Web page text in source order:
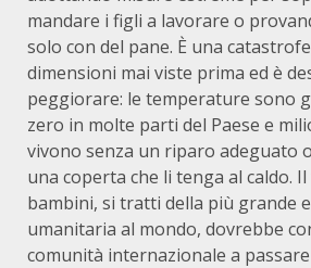
mandare i figli a lavorare o
solo con del pane. È una
dimensioni mai viste prima ed è
peggiorare: le temperature sono
zero in molte parti del Paese e
vivono senza un riparo adeguato
una coperta che li tenga al caldo.
bambini, si tratti della più grande
umanitaria al mondo, dovrebbe
comunità internazionale a